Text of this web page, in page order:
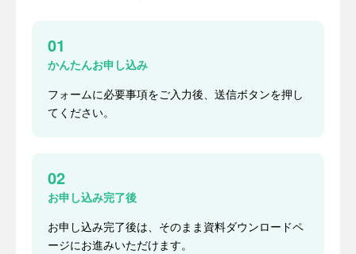
01
かんたんお申し込み
フォームに必要事項をご入力後、送信ボタンを押し
てください。
02
お申し込み完了後
お申し込み完了後は、そのまま資料ダウンロードペ
ージにお進みいただけます。